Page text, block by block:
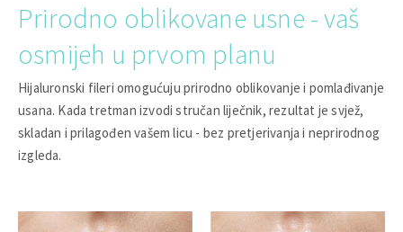
Prirodno oblikovane usne - vaš
osmijeh u prvom planu
Hijaluronski fileri omogućuju prirodno oblikovanje i pomlađivanje
usana. Kada tretman izvodi stručan liječnik, rezultat je svjež,
skladan i prilagođen vašem licu - bez pretjerivanja i neprirodnog
izgleda.